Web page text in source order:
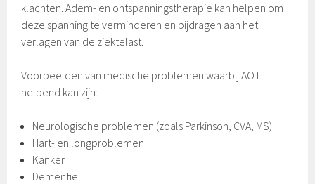
klachten. Adem- en ontspanningstherapie kan helpen om
deze spanning te verminderen en bijdragen aan het
verlagen van de ziektelast.
Voorbeelden van medische problemen waarbij AOT
helpend kan zijn:
Neurologische problemen (zoals Parkinson, CVA, MS)
Hart- en longproblemen
Kanker
Dementie